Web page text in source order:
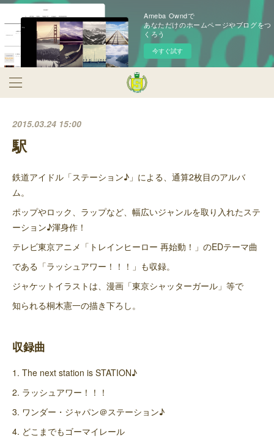
Ameba Owndで
あなただけのホームページやブログをつ
くろう
今すぐ試す
2015.03.24 15:00
駅
鉄道アイドル「ステーション♪」による、通算2枚目のアルバ
ム。
ポップやロック、ラップなど、幅広いジャンルを取り入れたステ
ーション♪渾身作！
テレビ東京アニメ「トレインヒーロー 再始動！」のEDテーマ曲
である「ラッシュアワー！！！」も収録。
ジャケットイラストは、漫画「東京シャッターガール」等で
知られる桐木憲一の描き下ろし。
収録曲
1. The next station is STATION♪
2. ラッシュアワー！！！
3. ワンダー・ジャパン＠ステーション♪
4. どこまでもゴーマイレール